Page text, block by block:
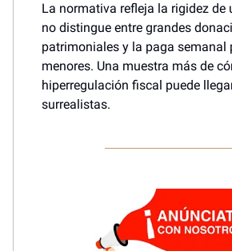
La normativa refleja la rigidez de
no distingue entre grandes
patrimoniales y la paga semanal
menores. Una muestra más de
hiperregulación fiscal puede
surrealistas.